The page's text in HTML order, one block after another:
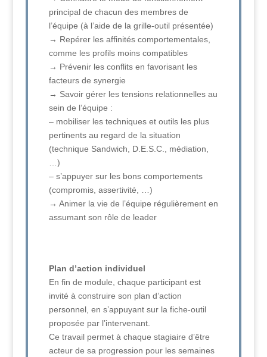
principal de chacun des membres de
l’équipe (à l’aide de la grille-outil présentée)
→ Repérer les affinités comportementales,
comme les profils moins compatibles
→ Prévenir les conflits en favorisant les
facteurs de synergie
→ Savoir gérer les tensions relationnelles au
sein de l’équipe :
– mobiliser les techniques et outils les plus
pertinents au regard de la situation
(technique Sandwich, D.E.S.C., médiation,
…)
– s’appuyer sur les bons comportements
(compromis, assertivité, …)
→ Animer la vie de l’équipe régulièrement en
assumant son rôle de leader
Plan d’action individuel
En fin de module, chaque participant est
invité à construire son plan d’action
personnel, en s’appuyant sur la fiche-outil
proposée par l’intervenant.
Ce travail permet à chaque stagiaire d’être
acteur de sa progression pour les semaines